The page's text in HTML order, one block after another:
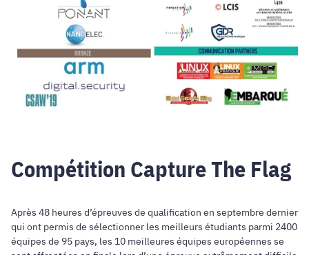
​​​​​​​Compétition Capture The Flag
Après 48 heures d’épreuves de qualification en septembre dernier
qui ont permis de sélectionner les meilleurs étudiants parmi 2400
équipes de 95 pays, les 10 meilleures équipes européennes se